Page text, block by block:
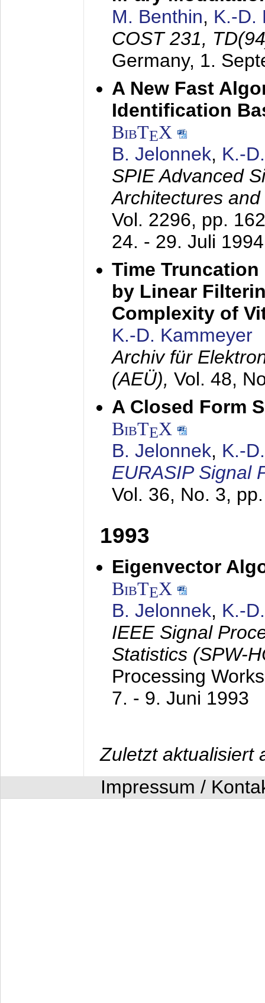
M. Benthin, K.-D.
COST 231,
Germany, 1.
A New Fast
Identification
BibTEX
B. Jelonnek, K.-
SPIE Advanced
Architectures
Vol. 2296, pp.
24. - 29. Juli 1994
Time
by Linear
Complexity of
K.-D. Kammeyer
Archiv für
(AEÜ), Vol. 48,
A Closed Form
BibTEX
B. Jelonnek, K.-
EURASIP Signal
Vol. 36, No. 3,
1993
Eigenvector
BibTEX
B. Jelonnek, K.-
IEEE Signal
Statistics (SPW-
Processing
7. - 9. Juni 1993
Zuletzt aktualisiert
Impressum /